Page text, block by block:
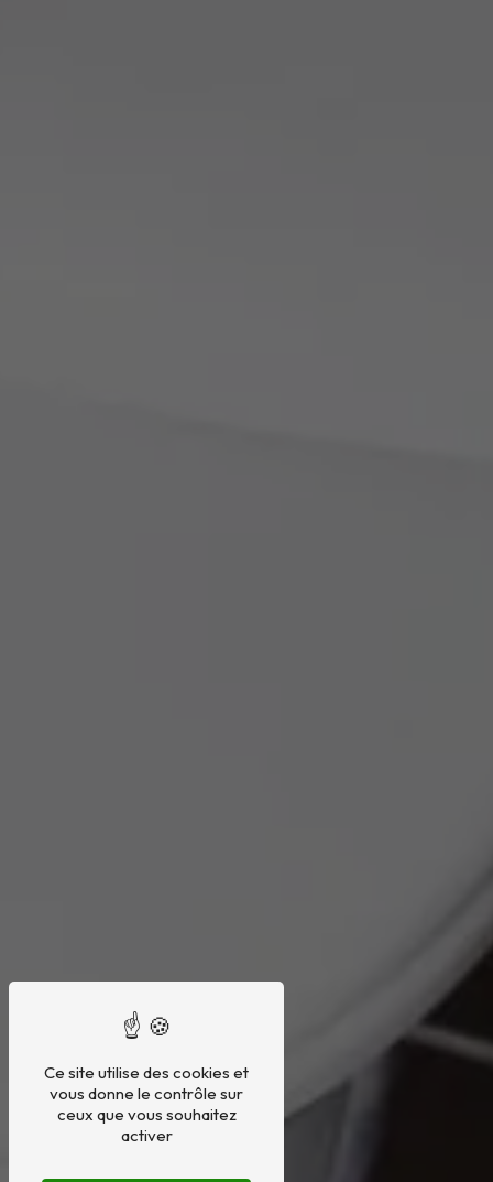
Ce site utilise des cookies et
vous donne le contrôle sur
ceux que vous souhaitez
activer